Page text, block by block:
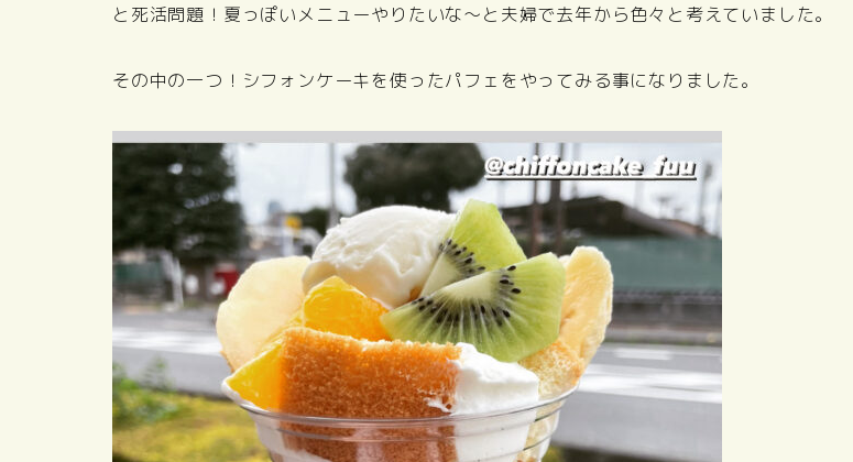
と死活問題！夏っぽいメニューやりたいな～と夫婦で去年から色々と考えていました。
その中の一つ！シフォンケーキを使ったパフェをやってみる事になりました。